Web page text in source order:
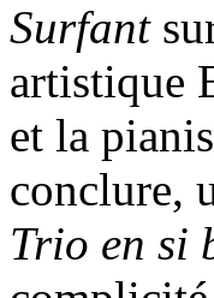
Surfant
artistique
et la
conclure,
Trio en si